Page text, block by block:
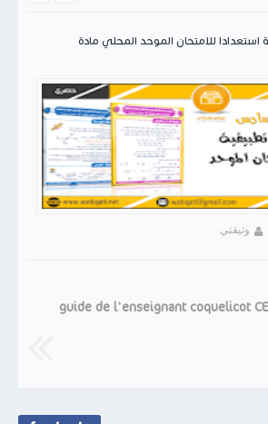
استعدادا للامتحان الموحد المحلي مادة
وثيقتي